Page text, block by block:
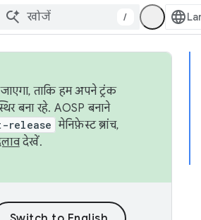
/
ताकि हम अपने ट्रंक
बना रहे. AOSP बनाने
release मेनिफ़ेस्ट ब्रांच,
देखें.